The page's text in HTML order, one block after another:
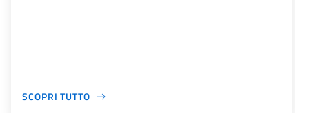
SCOPRI TUTTO